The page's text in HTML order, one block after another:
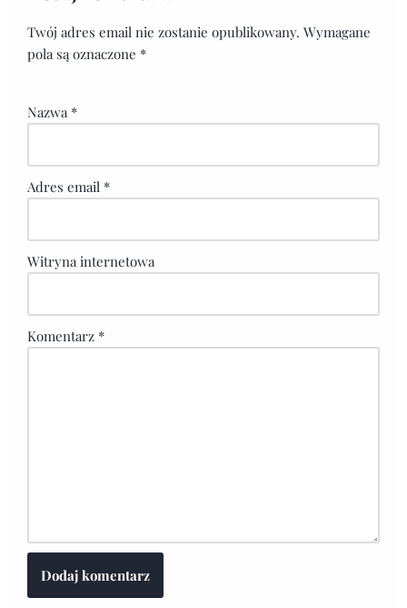
Twój adres email nie zostanie opublikowany. Wymagane
pola są oznaczone *
Nazwa *
Adres email *
Witryna internetowa
Komentarz *